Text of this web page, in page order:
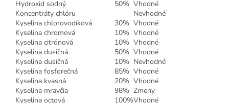
Hydroxid sodný
50% Vhodné
Koncentráty chlóru
Nevhodné
Kyselina chlorovodíková
30% Vhodné
Kyselina chromová
10% Vhodné
Kyselina citrónová
10% Vhodné
Kyselina dusičná
50% Vhodné
Kyselina dusičná
10% Nevhodné
Kyselina fosforečná
85% Vhodné
Kyselina kvasná
20% Vhodné
Kyselina mravčia
98% Zmeny
Kyselina octová
100%Vhodné